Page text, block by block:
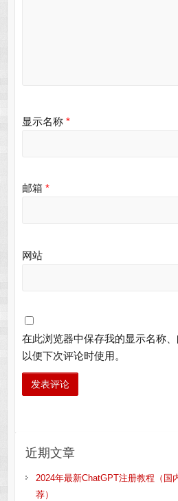
显示名称 *
邮箱 *
网站
在此浏览器中保存我的显示名称
以便下次评论时使用。
近期文章
2024年最新ChatGPT注册教程（国
荐）